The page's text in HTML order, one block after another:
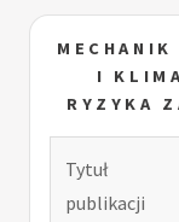
I
RYZYKA
Tytuł
publikacji